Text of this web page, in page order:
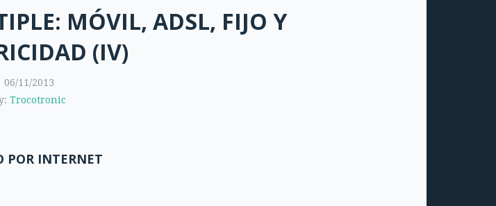
MÓVIL, ADSL, FIJO Y
(IV)
06/11/2013
Trocotronic
POR INTERNET